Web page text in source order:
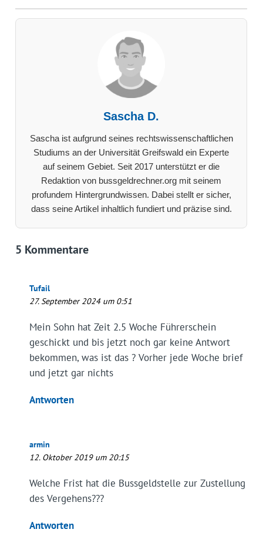
Sascha D.
Sascha ist aufgrund seines rechtswissenschaftlichen
Studiums an der Universität Greifswald ein Experte
auf seinem Gebiet. Seit 2017 unterstützt er die
Redaktion von bussgeldrechner.org mit seinem
profundem Hintergrundwissen. Dabei stellt er sicher,
dass seine Artikel inhaltlich fundiert und präzise sind.
5 Kommentare
Tufail
27. September 2024 um 0:51
Mein Sohn hat Zeit 2.5 Woche Führerschein
geschickt und bis jetzt noch gar keine Antwort
bekommen, was ist das ? Vorher jede Woche brief
und jetzt gar nichts
Antworten
armin
12. Oktober 2019 um 20:15
Welche Frist hat die Bussgeldstelle zur Zustellung
des Vergehens???
Antworten